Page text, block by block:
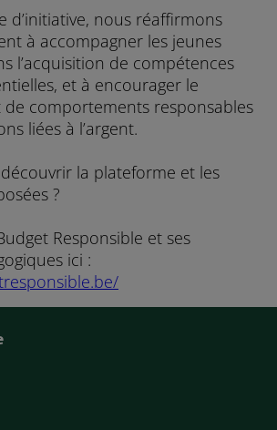
d’initiative, nous réaffirmons
à accompagner les jeunes
l’acquisition de compétences
et à encourager le
comportements responsables
liées à l’argent.
la plateforme et les
?
Responsible et ses
ici :